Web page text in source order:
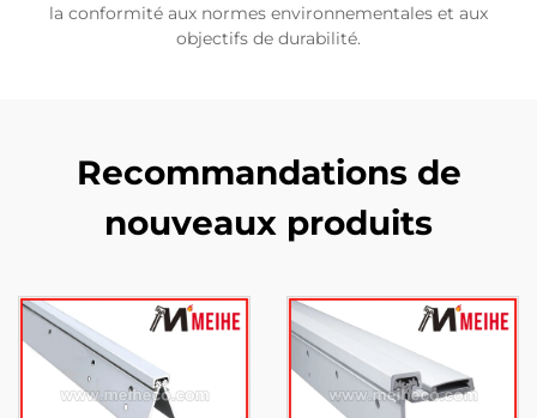
la conformité aux normes environnementales et aux
objectifs de durabilité.
Recommandations de
nouveaux produits